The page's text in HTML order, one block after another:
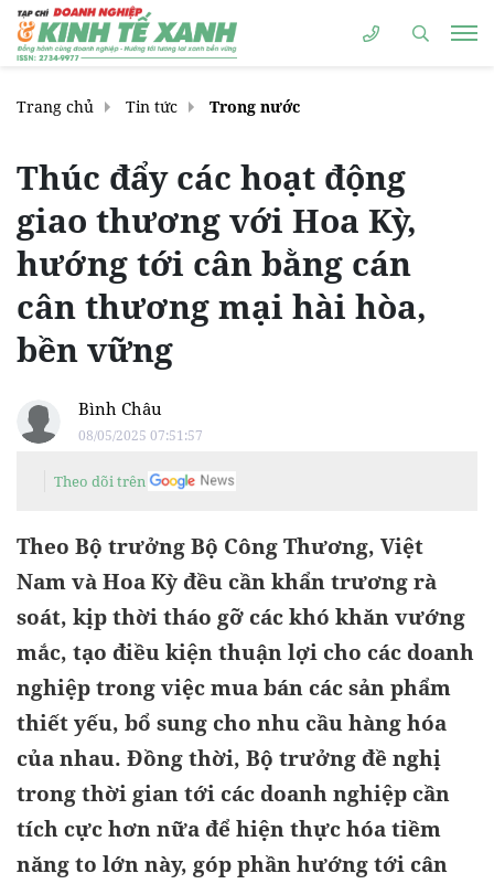
Trang chủ Tin tức Trong nước
Thúc đẩy các hoạt động
giao thương với Hoa Kỳ,
hướng tới cân bằng cán
cân thương mại hài hòa,
bền vững
Bình Châu
08/05/2025 07:51:57
Theo dõi trên
Theo Bộ trưởng Bộ Công Thương, Việt
Nam và Hoa Kỳ đều cần khẩn trương rà
soát, kịp thời tháo gỡ các khó khăn vướng
mắc, tạo điều kiện thuận lợi cho các doanh
nghiệp trong việc mua bán các sản phẩm
thiết yếu, bổ sung cho nhu cầu hàng hóa
của nhau. Đồng thời, Bộ trưởng đề nghị
trong thời gian tới các doanh nghiệp cần
tích cực hơn nữa để hiện thực hóa tiềm
năng to lớn này, góp phần hướng tới cân